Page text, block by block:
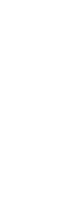
floral Laranja
from São
pack are:
Orange
with Blackberry,